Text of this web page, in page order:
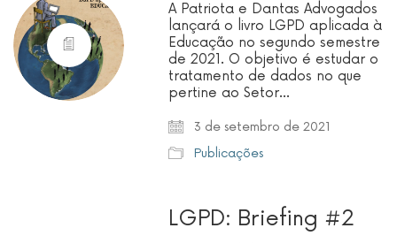
A Patriota e Dantas Advogados
lançará o livro LGPD aplicada à
Educação no segundo semestre
de 2021. O objetivo é estudar o
tratamento de dados no que
pertine ao Setor…
3 de setembro de 2021
Publicações
LGPD: Briefing #2